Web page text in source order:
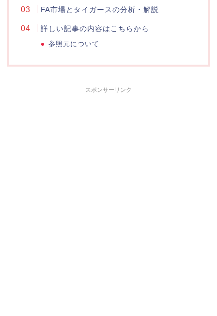
FA市場とタイガースの分析・解説
詳しい記事の内容はこちらから
参照元について
スポンサーリンク